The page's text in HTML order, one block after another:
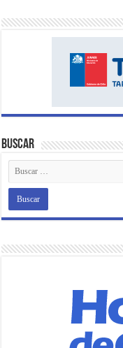
Buscar